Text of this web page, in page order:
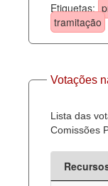
Etiquetas:
tramitação
Votações
Lista das
Comissões